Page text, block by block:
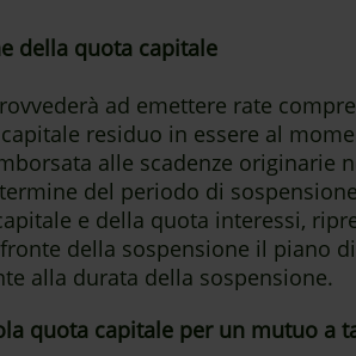
della quota capitale
ad emettere rate
residuo in essere al
alle scadenze originarie
del periodo di
e della quota interessi,
della sospensione il piano
alla durata della sospensione.
quota capitale per un mutuo a